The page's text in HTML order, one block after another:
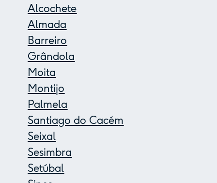
Alcochete
Almada
Barreiro
Grândola
Moita
Montijo
Palmela
Santiago do Cacém
Seixal
Sesimbra
Setúbal